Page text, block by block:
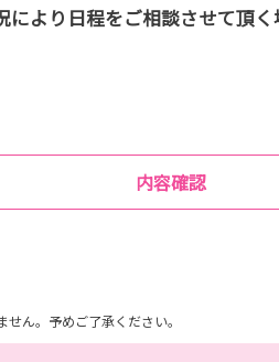
より日程をご相談させて頂
内容確認
ん。予めご了承ください。